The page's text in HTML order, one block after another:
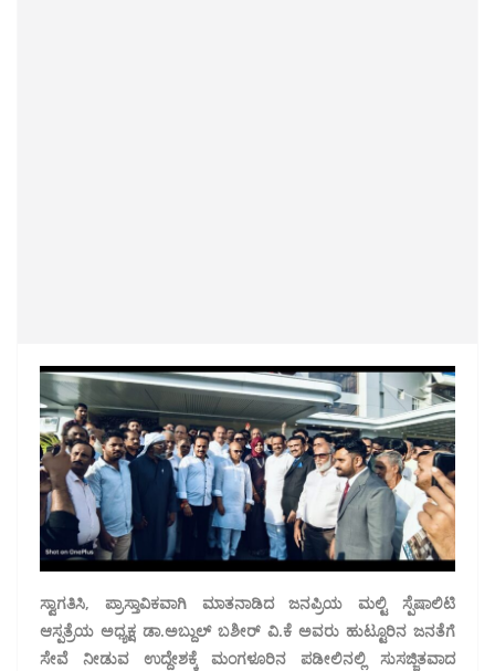
ಸ್ವಾಗತಿಸಿ, ಪ್ರಾಸ್ತಾವಿಕವಾಗಿ ಮಾತನಾಡಿದ ಜನಪ್ರಿಯ ಮಲ್ಟಿ ಸ್ಪೆಷಾಲಿಟಿ
ಆಸ್ಪತ್ರೆಯ ಅಧ್ಯಕ್ಷ ಡಾ.ಅಬ್ದುಲ್ ಬಶೀರ್ ವಿ.ಕೆ ಅವರು ಹುಟ್ಟೂರಿನ ಜನತೆಗೆ
ಸೇವೆ ನೀಡುವ ಉದ್ದೇಶಕ್ಕೆ ಮಂಗಳೂರಿನ ಪಡೀಲಿನಲ್ಲಿ ಸುಸಜ್ಜಿತವಾದ